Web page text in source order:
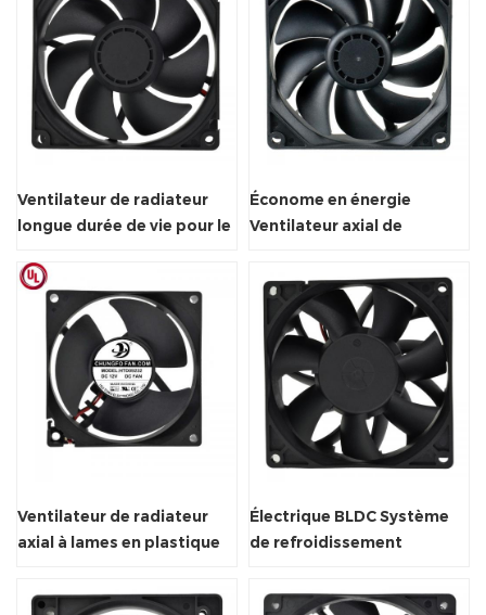
Ventilateur de radiateur
longue durée de vie pour le
l'ordinateur
Économe en énergie
Ventilateur axial de
ordinateur portable
HeartSink
Ventilateur de radiateur
axial à lames en plastique
Électrique BLDC Système
de refroidissement
Ventilateur